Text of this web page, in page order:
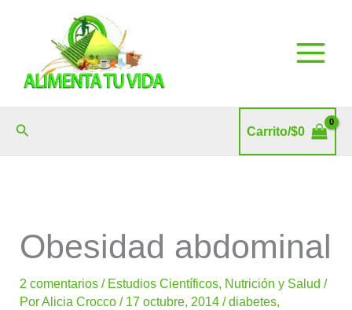
Buscar Carrito/$0
Obesidad abdominal
2 comentarios / Estudios Científicos, Nutrición y Salud /
PorAlicia Crocco/ 17 octubre, 2014/diabetes,